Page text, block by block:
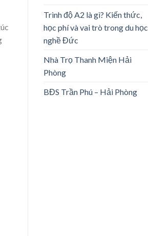
Trình độ A2 là gì? Kiến thức,
học phí và vai trò trong du học
nghề Đức
Nhà Trọ Thanh Miện Hải
Phòng
BĐS Trần Phú – Hải Phòng